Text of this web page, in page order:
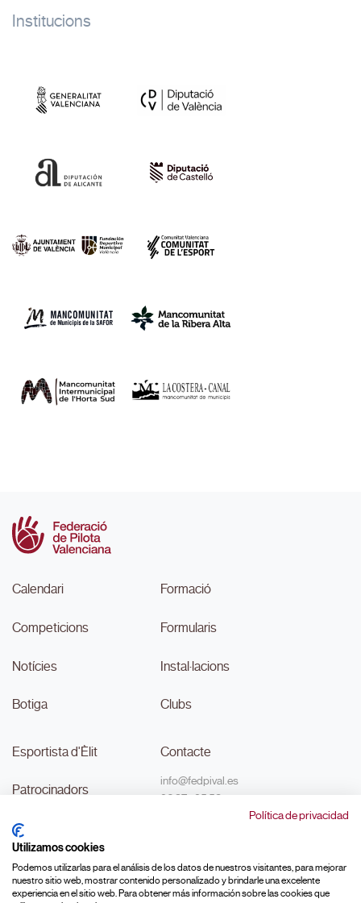
Política de privacidad
Utilizamos cookies
Podemos utilizarlas para el análisis de los datos de nuestros visitantes, para mejorar
nuestro sitio web, mostrar contenido personalizado y brindarle una excelente
experiencia en el sitio web. Para obtener más información sobre las cookies que
Institucions
Calendari
Competicions
Notícies
Botiga
Formació
Formularis
Instal·lacions
Clubs
Esportista d'Èlit
Patrocinadors
Transparència
#MouLaPilota
Contacte
info@fedpival.es
96 374 95 58
C/Marqués de Sant Joan nº 32,